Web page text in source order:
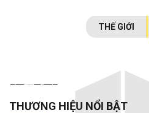
THẾ GIỚI
THƯƠNG HIỆU NỔI BẬT